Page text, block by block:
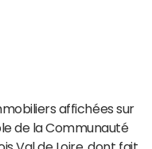
affichées sur
de la Communauté